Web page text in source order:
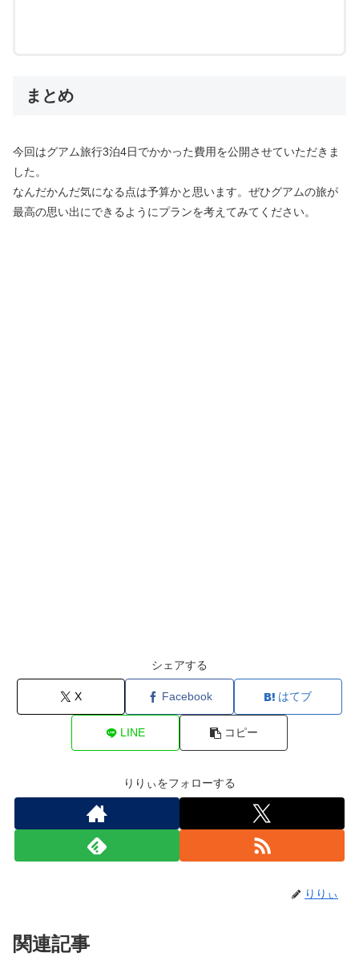
まとめ
今回はグアム旅行3泊4日でかかった費用を公開させていただきま
した。
なんだかんだ気になる点は予算かと思います。ぜひグアムの旅が
最高の思い出にできるようにプランを考えてみてください。
シェアする
X Facebook はてブ
LINE コピー
りりぃをフォローする
りりぃ
関連記事